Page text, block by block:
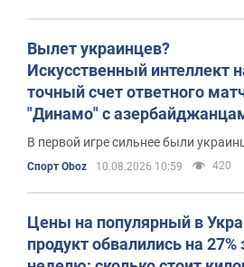
Вылет украинцев?
Искусственный интеллект
точный счет ответного
"Динамо" с
Лиге конференций
В первой игре сильнее были
Спорт Oboz 10.08.2026 10:59 420
Цены на популярный в
продукт обвалились на 27%